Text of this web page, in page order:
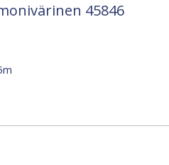
45846